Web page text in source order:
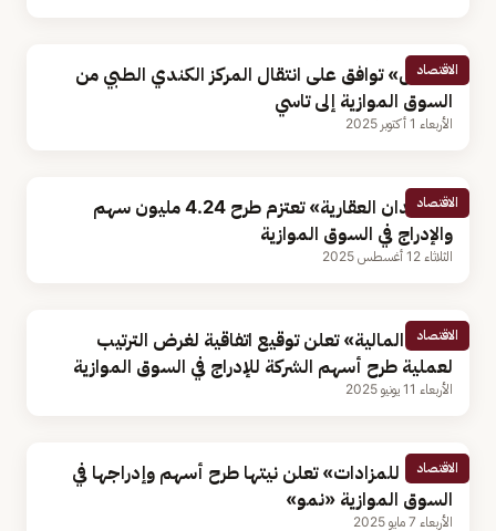
الاقتصاد
«تداول» توافق على انتقال المركز الكندي الطبي من
السوق الموازية إلى تاسي
الأربعاء 1 أكتوبر 2025
الاقتصاد
«سعيدان العقارية» تعتزم طرح 4.24 مليون سهم
والإدراج في السوق الموازية
الثلاثاء 12 أغسطس 2025
الاقتصاد
«يقين المالية» تعلن توقيع اتفاقية لغرض الترتيب
لعملية طرح أسهم الشركة للإدراج في السوق الموازية
الأربعاء 11 يونيو 2025
الاقتصاد
«هوية للمزادات» تعلن نيتها طرح أسهم وإدراجها في
السوق الموازية «نمو»
الأربعاء 7 مايو 2025